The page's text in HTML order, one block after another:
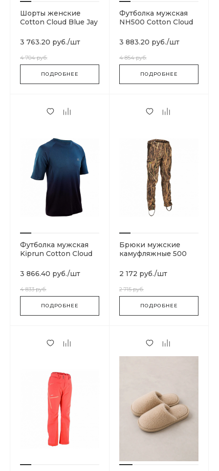
Шорты женские
Cotton Cloud Blue Jay
3 763.20 руб./шт
4 704 руб.
ПОДРОБНЕЕ
Футболка мужская
NH500 Cotton Cloud
3 883.20 руб./шт
4 854 руб.
ПОДРОБНЕЕ
Футболка мужская
Kiprun Cotton Cloud
3 866.40 руб./шт
4 833 руб.
ПОДРОБНЕЕ
Брюки мужские
камуфляжные 500
Basics
2 172 руб./шт
2 715 руб.
ПОДРОБНЕЕ